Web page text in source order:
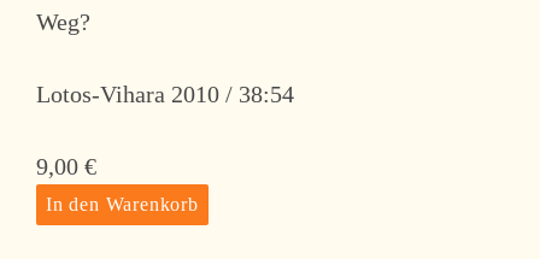
Weg?
Lotos-Vihara 2010 / 38:54
9,00 €